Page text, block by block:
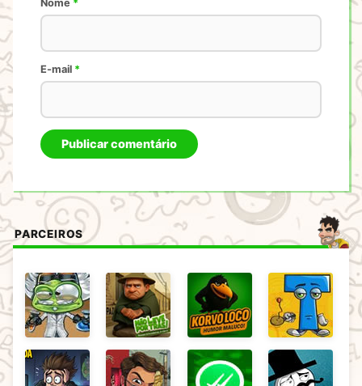
Nome *
E-mail *
PARCEIROS